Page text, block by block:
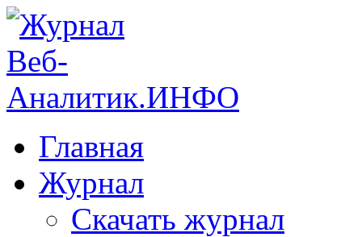
Главная
Журнал
Скачать журнал